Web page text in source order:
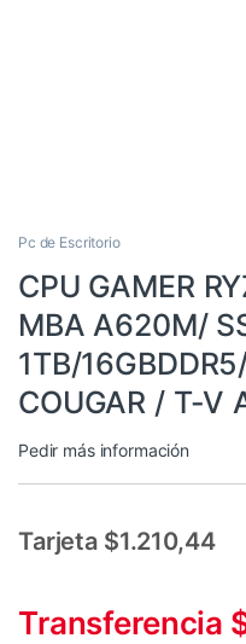
Pc de Escritorio
CPU GAMER
MBA A620M/
1TB/
COUGAR / T-V
Pedir más información
Tarjeta $1.210,44
Transferencia